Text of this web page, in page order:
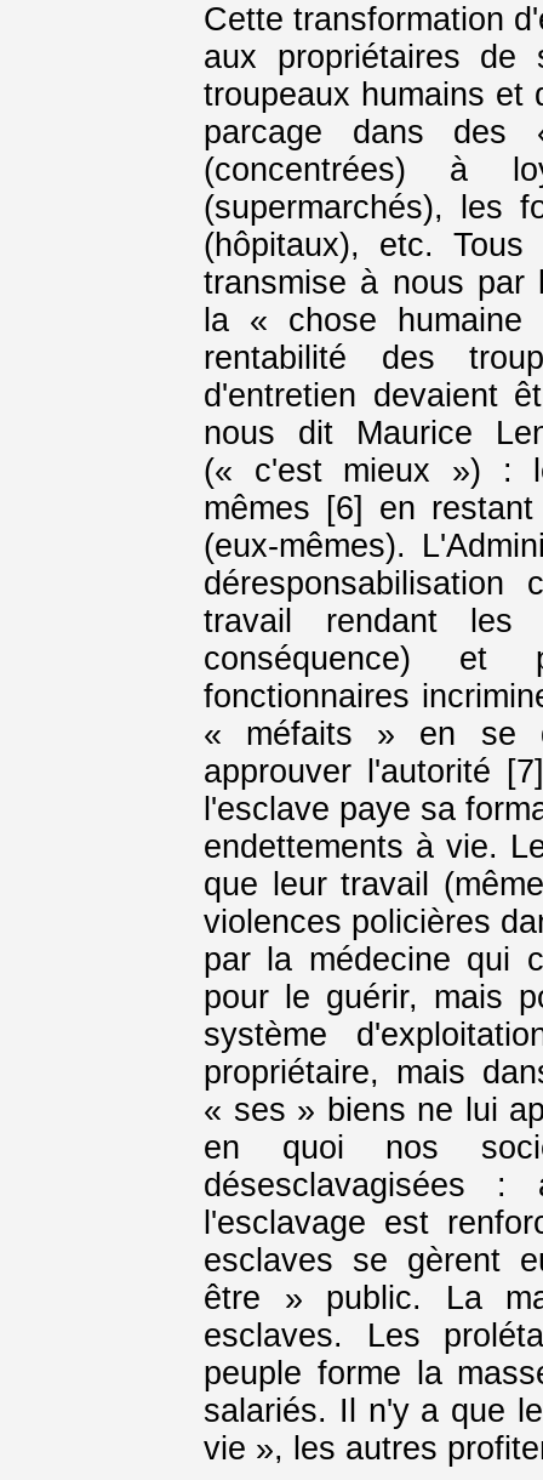
Cette transformation
aux propriétaires
troupeaux humains et
parcage dans des
(concentrées) à
(supermarchés), les
(hôpitaux), etc.
transmise à nous par
la « chose
rentabilité des
d'entretien devaient
nous dit Maurice
(« c'est mieux ») :
mêmes [6] en
(eux-mêmes).
travail rendant les
conséquence)
fonctionnaires
« méfaits » en se
approuver l'autorité
l'esclave paye sa
endettements à vie.
que leur travail
violences policières
par la médecine qui
pour le guérir, mais
système
propriétaire, mais
« ses » biens ne lui
en quoi nos
désesclavagisées
l'esclavage est
esclaves se gèrent
être » public. La
esclaves. Les
peuple forme la
salariés. Il n'y a que
vie », les autres